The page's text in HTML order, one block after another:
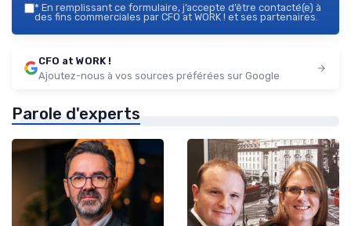
* En remplissant ce formulaire, j’accepte d’être contacté(e) à
des fins commerciales par CFO at WORK ! et ses partenaires.
CFO at WORK !
Ajoutez-nous à vos sources préférées sur Google
Parole d'experts